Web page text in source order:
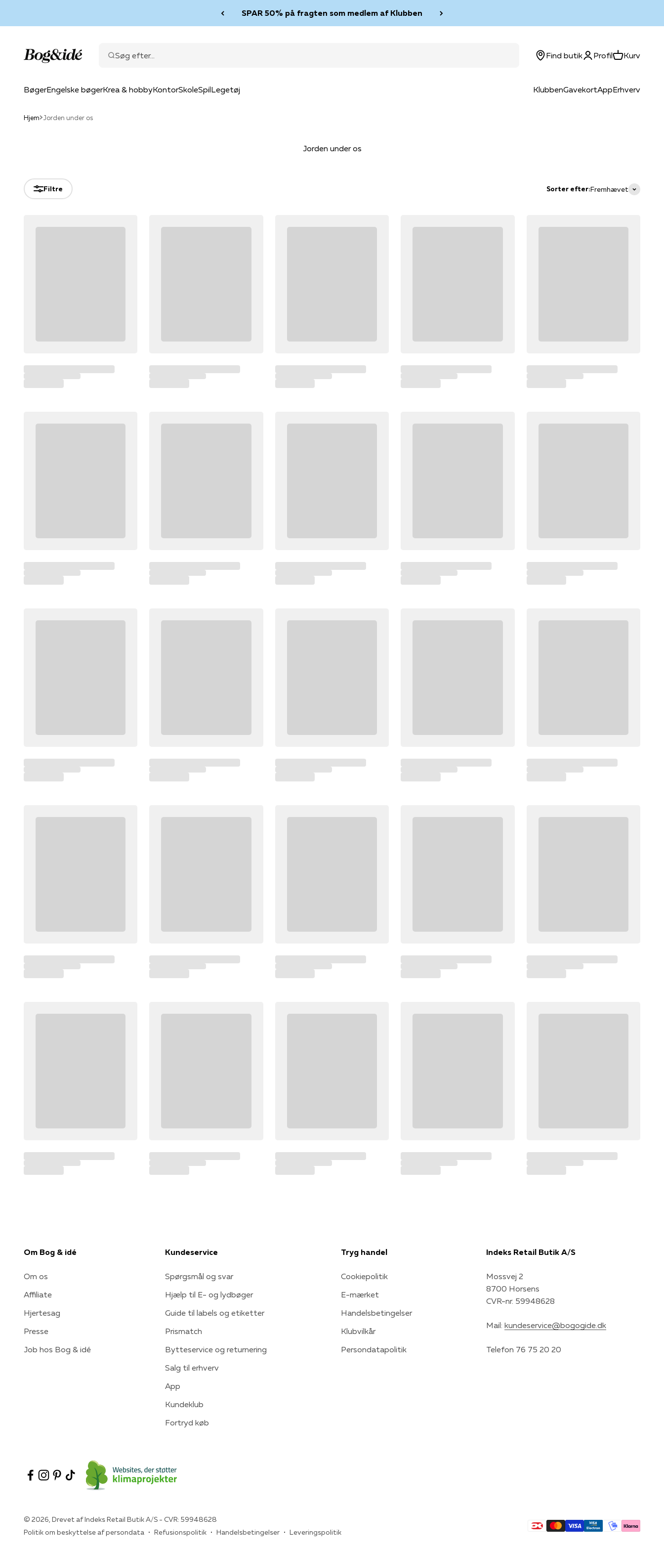
SPAR 50% på fragten som medlem af Klubben
BøgerEngelske bøgerKrea & hobbyKontorSkoleSpilLegetøj KlubbenGavekortAppErhverv
Søg efter...
Bog & idé Find butikLog ind
ProfilKurvKurv
Hjem Jorden under os
Jorden under os
Filtre Sorter efter:Fremhævet
Om Bog & idé
Om os
Affiliate
Hjertesag
Presse
Job hos Bog & idé
Kundeservice
Spørgsmål og svar
Hjælp til E- og lydbøger
Guide til labels og etiketter
Prismatch
Bytteservice og returnering
Salg til erhverv
App
Kundeklub
Fortryd køb
Tryg handel
Cookiepolitik
E-mærket
Handelsbetingelser
Klubvilkår
Persondatapolitik
Indeks Retail Butik A/S
Mossvej 2
8700 Horsens
CVR-nr. 59948628
Mail: kundeservice@bogogide.dk
Telefon 76 75 20 20
© 2026, Drevet af Indeks Retail Butik A/S - CVR: 59948628
Politik om beskyttelse af persondata
Refusionspolitik Handelsbetingelser Leveringspolitik